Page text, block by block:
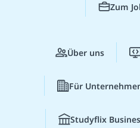
Zum
Über uns
Für
Studyflix